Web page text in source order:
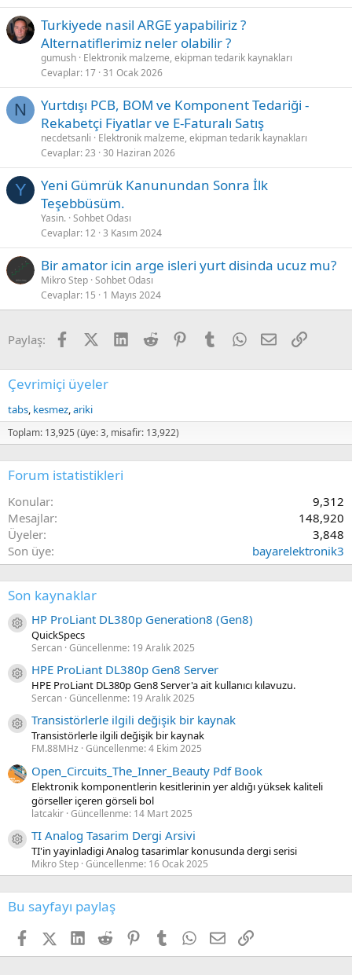
Turkiyede nasil ARGE yapabiliriz ?
Alternatiflerimiz neler olabilir ?
gumush Elektronik malzeme, ekipman tedarik kaynakları
Cevaplar 17 31 Ocak 2026
N
Yurtdışı PCB, BOM ve Komponent Tedariği -
Rekabetçi Fiyatlar ve E-Faturalı Satış
necdetsanli
Elektronik malzeme, ekipman tedarik kaynakları
Cevaplar 23 30 Haziran 2026
Y
Yeni Gümrük Kanunundan Sonra İlk
Teşebbüsüm.
Yasin. Sohbet Odası
Cevaplar 12 3 Kasım 2024
Bir amator icin arge isleri yurt disinda ucuz mu?
Mikro Step Sohbet Odası
Cevaplar 15 1 Mayıs 2024
Paylaş: FacebookX (Twitter)
LinkedIn
Reddit PinterestTumblrWhatsApp
E-postaLink
Çevrimiçi üyeler
tabs kesmez ariki
Toplam: 13,925 (üye: 3, misafir: 13,922)
Forum istatistikleri
Konular
9,312
Mesajlar
148,920
Üyeler
3,848
Son üye
bayarelektronik3
Son kaynaklar
Kaynak ikon/amblem
HP ProLiant DL380p Generation8 (Gen8)
QuickSpecs
Sercan Güncellenme: 19 Aralık 2025
Kaynak ikon/amblem
HPE ProLiant DL380p Gen8 Server
HPE ProLiant DL380p Gen8 Server'a ait kullanıcı kılavuzu.
Sercan Güncellenme: 19 Aralık 2025
Kaynak ikon/amblem
Transistörlerle ilgili değişik bir kaynak
Transistörlerle ilgili değişik bir kaynak
FM.88MHz Güncellenme:4 Ekim 2025
Open_Circuits_The_Inner_Beauty Pdf Book
Elektronik komponentlerin kesitlerinin yer aldığı yüksek kaliteli
görseller içeren görseli bol
latcakir Güncellenme: 14 Mart 2025
Kaynak ikon/amblem
TI Analog Tasarim Dergi Arsivi
TI'in yayinladigi Analog tasarimlar konusunda dergi serisi
Mikro Step Güncellenme: 16 Ocak 2025
Bu sayfayı paylaş
FacebookX (Twitter)
LinkedIn
Reddit PinterestTumblr WhatsApp
E-postaLink